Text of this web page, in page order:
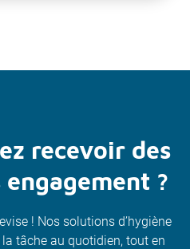
recevoir des
engagement ?
! Nos solutions d’hygiène
tâche au quotidien, tout en